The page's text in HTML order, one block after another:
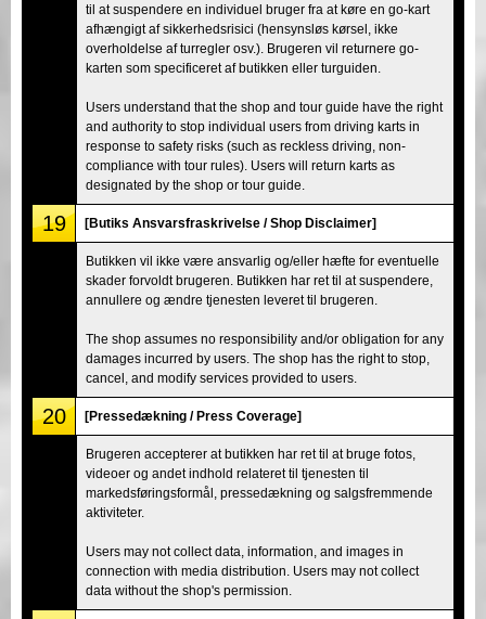
til at suspendere en individuel bruger fra at køre en go-kart
afhængigt af sikkerhedsrisici (hensynsløs kørsel, ikke
overholdelse af turregler osv.). Brugeren vil returnere go-
karten som specificeret af butikken eller turguiden.
Users understand that the shop and tour guide have the right
and authority to stop individual users from driving karts in
response to safety risks (such as reckless driving, non-
compliance with tour rules). Users will return karts as
designated by the shop or tour guide.
19 [Butiks Ansvarsfraskrivelse / Shop Disclaimer]
Butikken vil ikke være ansvarlig og/eller hæfte for eventuelle
skader forvoldt brugeren. Butikken har ret til at suspendere,
annullere og ændre tjenesten leveret til brugeren.
The shop assumes no responsibility and/or obligation for any
damages incurred by users. The shop has the right to stop,
cancel, and modify services provided to users.
20 [Pressedækning / Press Coverage]
Brugeren accepterer at butikken har ret til at bruge fotos,
videoer og andet indhold relateret til tjenesten til
markedsføringsformål, pressedækning og salgsfremmende
aktiviteter.
Users may not collect data, information, and images in
connection with media distribution. Users may not collect
data without the shop's permission.